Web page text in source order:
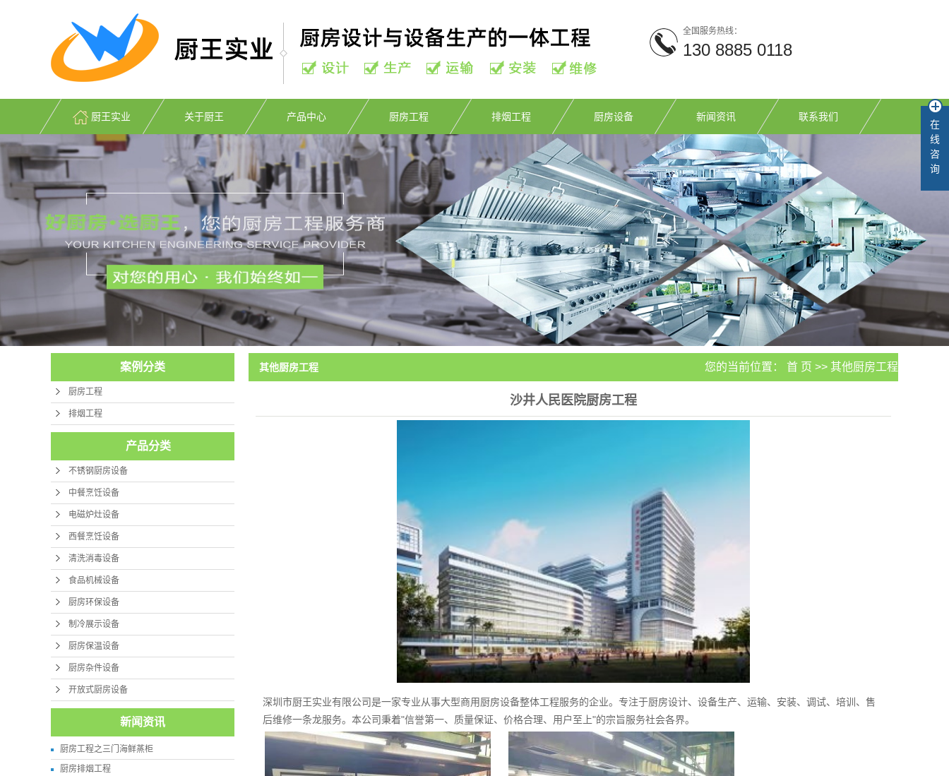
全国服务热线：
130 8885 0118
厨王实业 关于厨王
公司简介
联系我们
产品中心
不锈钢厨房设备
中餐烹饪设备
电磁炉灶设备
西餐烹饪设备
清洗消毒设备
食品机械设备
厨房环保设备
制冷展示设备
厨房保温设备
开放式厨房设备
厨房工程
商用厨房工程
餐饮厨房工程
学校厨房工程
其他厨房工程
排烟工程 厨房设备 新闻资讯
公司新闻
行业新闻
常见问题
联系我们
案例分类
厨房工程
排烟工程
产品分类
不锈钢厨房设备
中餐烹饪设备
电磁炉灶设备
西餐烹饪设备
清洗消毒设备
食品机械设备
厨房环保设备
制冷展示设备
厨房保温设备
厨房杂件设备
开放式厨房设备
新闻资讯
厨房工程之三门海鲜蒸柜
厨房排烟工程
其他厨房工程 您的当前位置： 首 页 >> 其他厨房工程
沙井人民医院厨房工程
深圳市厨王实业有限公司是一家专业从事大型商用厨房设备整体工程服务的企业。专注于厨房设计、设备生产、运输、安装、调试、培训、售
后维修一条龙服务。本公司秉着"信誉第一、质量保证、价格合理、用户至上"的宗旨服务社会各界。
在
线
咨
询